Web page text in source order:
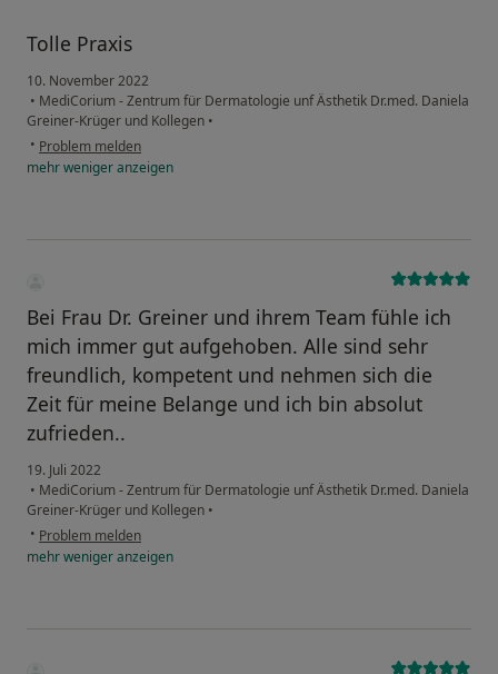
Tolle Praxis
10. November 2022
• MediCorium - Zentrum für Dermatologie unf Ästhetik Dr.med. Daniela
Greiner-Krüger und Kollegen •
• Problem melden
mehrwenigeranzeigen
Bei Frau Dr. Greiner und ihrem Team fühle ich
mich immer gut aufgehoben. Alle sind sehr
freundlich, kompetent und nehmen sich die
Zeit für meine Belange und ich bin absolut
zufrieden..
19. Juli 2022
• MediCorium - Zentrum für Dermatologie unf Ästhetik Dr.med. Daniela
Greiner-Krüger und Kollegen •
• Problem melden
mehrwenigeranzeigen